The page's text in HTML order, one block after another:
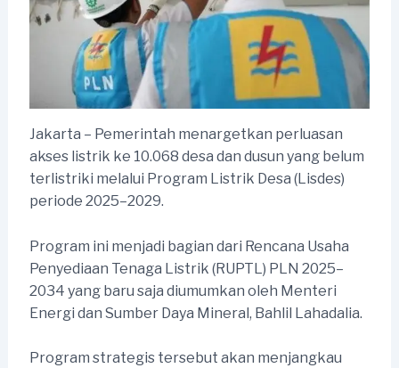
Jakarta – Pemerintah menargetkan perluasan
akses listrik ke 10.068 desa dan dusun yang belum
terlistriki melalui Program Listrik Desa (Lisdes)
periode 2025–2029.
Program ini menjadi bagian dari Rencana Usaha
Penyediaan Tenaga Listrik (RUPTL) PLN 2025–
2034 yang baru saja diumumkan oleh Menteri
Energi dan Sumber Daya Mineral, Bahlil Lahadalia.
Program strategis tersebut akan menjangkau